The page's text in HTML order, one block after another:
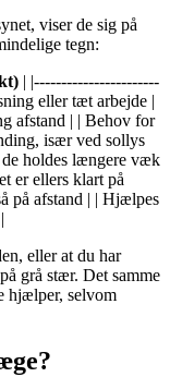
viser de sig på
tegn:
| |-----------------------
eller tæt arbejde |
afstand | | Behov for
især ved sollys
holdes længere væk
er ellers klart på
på afstand | | Hjælpes
eller at du har
grå stær. Det samme
hjælper, selvom